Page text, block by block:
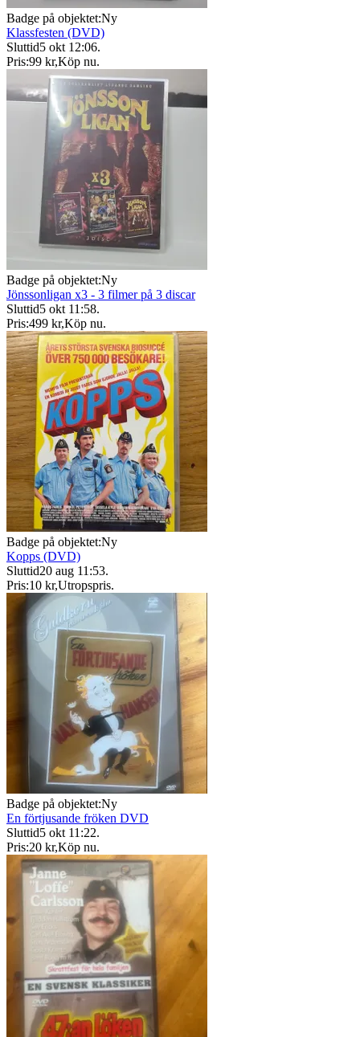
Badge på objektet:Ny
Klassfesten (DVD)
Sluttid5 okt 12:06.
Pris:99 kr,Köp nu.
Badge på objektet:Ny
Jönssonligan x3 - 3 filmer på 3 discar
Sluttid5 okt 11:58.
Pris:499 kr,Köp nu.
Badge på objektet:Ny
Kopps (DVD)
Sluttid20 aug 11:53.
Pris:10 kr,Utropspris.
Badge på objektet:Ny
En förtjusande fröken DVD
Sluttid5 okt 11:22.
Pris:20 kr,Köp nu.